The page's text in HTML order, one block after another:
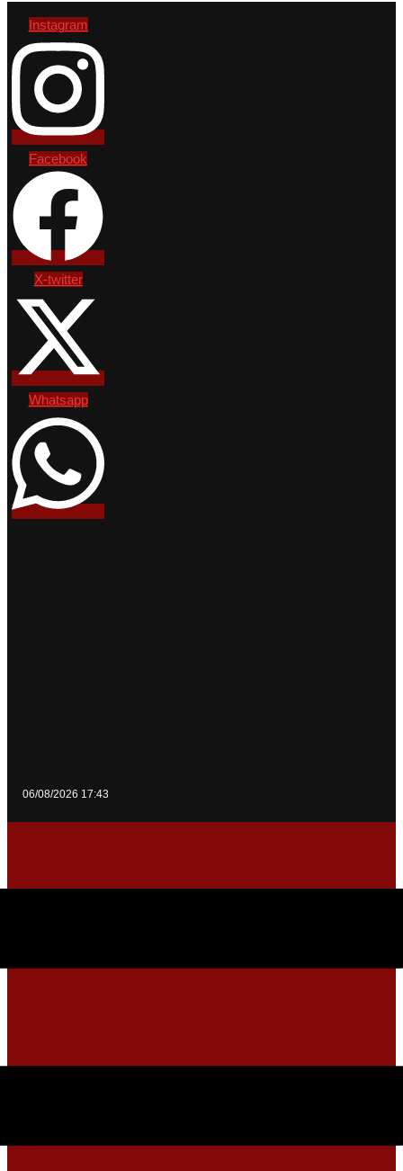
Instagram
Facebook
X-twitter
Whatsapp
06/08/2026 17:43